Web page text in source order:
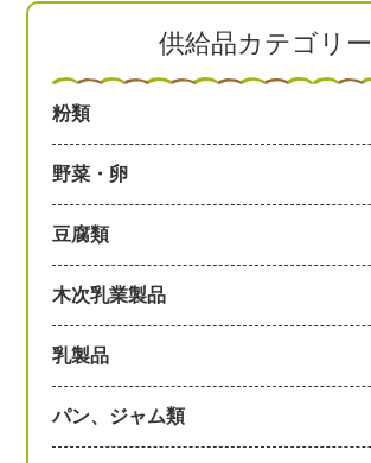
供給品カテゴリー
粉類
野菜・卵
豆腐類
木次乳業製品
乳製品
パン、ジャム類